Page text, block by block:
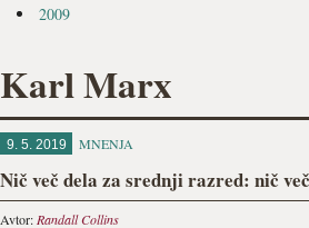
2009
Karl Marx
9. 5. 2019 MNENJA
Nič več dela za srednji razred: nič
Avtor: Randall Collins